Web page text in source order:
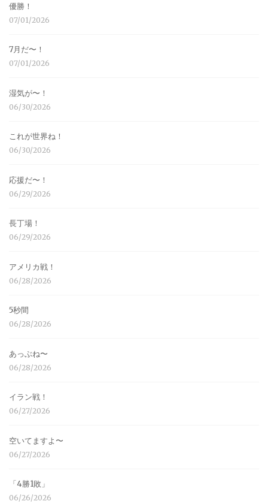
優勝！
07/01/2026
7月だ〜！
07/01/2026
湿気が〜！
06/30/2026
これが世界ね！
06/30/2026
応援だ〜！
06/29/2026
長丁場！
06/29/2026
アメリカ戦！
06/28/2026
5秒間
06/28/2026
あっぶね〜
06/28/2026
イラン戦！
06/27/2026
空いてますよ〜
06/27/2026
「4勝1敗」
06/26/2026